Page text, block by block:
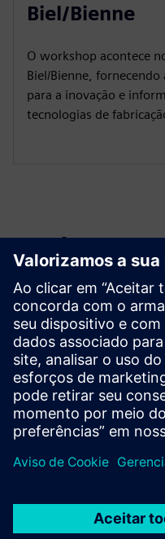
Biel/Bienne
O workshop acontece
Biel/Bienne,
para a inovação e
tecnologias de
Explore
produtos
Pré-requisitos
Interesse no assunto
Nenhum conhecimento